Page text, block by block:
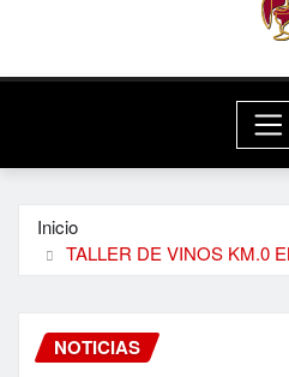
Inicio
TALLER DE VINOS KM.0
NOTICIAS